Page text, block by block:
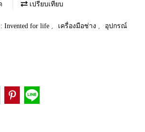
เปรียบเทียบ
Invented for life , เครื่องมือช่าง ,
อุปกรณ์